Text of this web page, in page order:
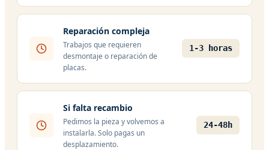
Reparación compleja
Trabajos que requieren
desmontaje o reparación de
placas.
1-3 horas
Si falta recambio
Pedimos la pieza y volvemos a
instalarla. Solo pagas un
desplazamiento.
24-48h